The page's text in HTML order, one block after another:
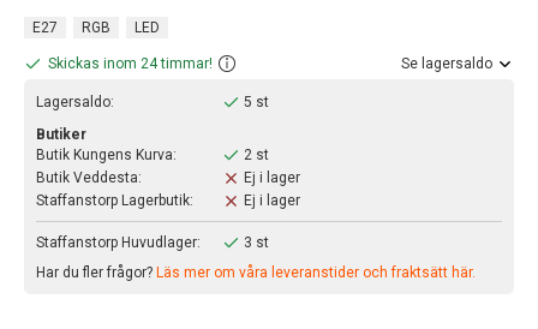
E27 RGB LED
Skickas inom 24 timmar! Se lagersaldo
Lagersaldo:
5 st
Butiker
Butik Kungens Kurva:
2 st
Butik Veddesta:
Ej i lager
Staffanstorp Lagerbutik:
Ej i lager
Staffanstorp Huvudlager:
3 st
Har du fler frågor? Läs mer om våra leveranstider och fraktsätt här.